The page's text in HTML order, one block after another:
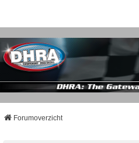
Forumoverzicht